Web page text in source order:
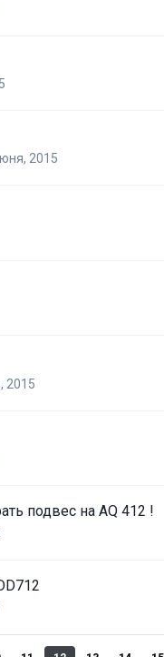
2015
2015
подвес на AQ 412 !